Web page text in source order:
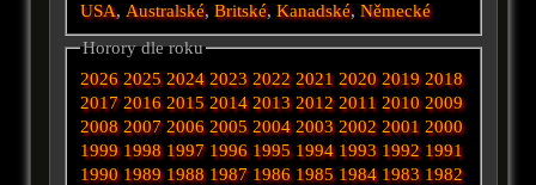
USA, Australské,Britské,Kanadské,Německé
Horory dle roku
2026 2025 2024 2023 2022 2021 2020 2019 2018
2017 2016 2015 2014 2013 2012 2011 2010 2009
2008 2007 2006 2005 2004 2003 2002 2001 2000
1999 1998 1997 1996 1995 1994 1993 1992 1991
1990 1989 1988 1987 1986 1985 1984 1983 1982